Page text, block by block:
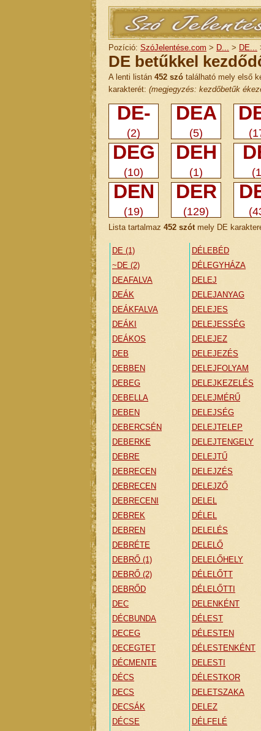
Pozíció: SzóJelentése.com > D... > DE...
DE betűkkel
A lenti listán 452 szó található mely első
karakterét: (megjegyzés: kezdőbetűk
DE-
(2)
DEA
(5)
DEG
(10)
DEH
(1)
DEN
(19)
DER
(129)
Lista tartalmaz 452 szótmely DE
DE (1)
~DE (2)
DEAFALVA
DEÁK
DEÁKFALVA
DEÁKI
DEÁKOS
DEB
DEBBEN
DEBEG
DEBELLA
DEBEN
DEBERCSÉN
DEBERKE
DEBRE
DEBRECEN
DEBRECEN
DEBRECENI
DEBREK
DEBREN
DEBRÉTE
DEBRŐ (1)
DEBRŐ (2)
DEBRŐD
DEC
DÉCBUNDA
DECEG
DECEGTET
DÉCMENTE
DÉCS
DECS
DECSÁK
DÉCSE
DÉLEBÉD
DÉLEGYHÁZA
DELEJ
DELEJANYAG
DELEJES
DELEJESSÉG
DELEJEZ
DELEJEZÉS
DELEJFOLYAM
DELEJKEZELÉS
DELEJMÉRŰ
DELEJSÉG
DELEJTELEP
DELEJTENGELY
DELEJTŰ
DELEJZÉS
DELEJZŐ
DELEL
DÉLEL
DELELÉS
DELELŐ
DELELŐHELY
DÉLELŐTT
DÉLELŐTTI
DELENKÉNT
DÉLEST
DÉLESTEN
DÉLESTENKÉNT
DELESTI
DÉLESTKOR
DELETSZAKA
DELEZ
DÉLFELÉ